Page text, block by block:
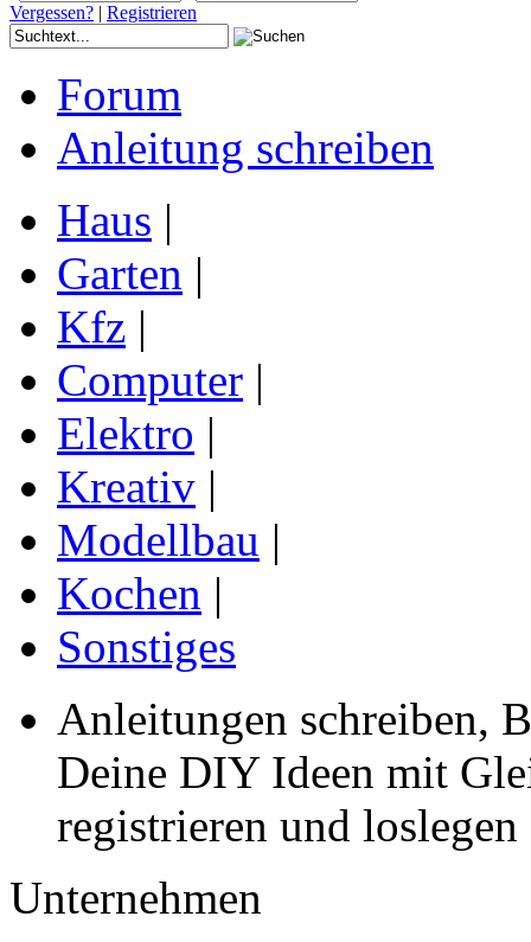
Vergessen? | Registrieren
Forum
Anleitung schreiben
Haus |
Garten |
Kfz |
Computer |
Elektro |
Kreativ |
Modellbau |
Kochen |
Sonstiges
Anleitungen schreiben,
Deine DIY Ideen mit
registrieren und loslegen
Unternehmen